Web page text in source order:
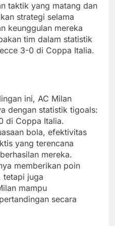
taktik yang matang dan
strategi selama
keunggulan mereka
tim dalam statistik
3-0 di Coppa Italia.
ini, AC Milan
dengan statistik tigoals:
di Coppa Italia.
bola, efektivitas
yang terencana
mereka.
memberikan poin
tetapi juga
mampu
secara